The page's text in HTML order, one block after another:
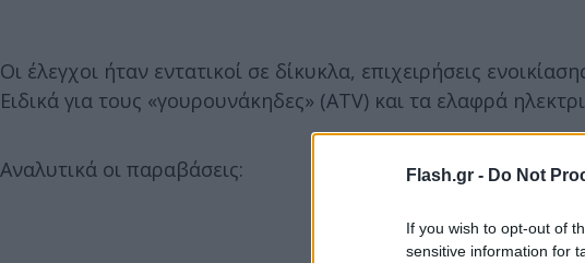
Flash.gr - Do Not
If you wish to opt-out of
sensitive information for
Οι έλεγχοι ήταν εντατικοί σε δίκυκλα, επιχειρήσεις
Ειδικά για τους «γουρουνάκηδες» (ATV) και τα ελαφρά
Αναλυτικά οι παραβάσεις: